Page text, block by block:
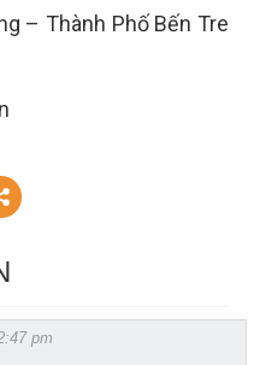
– Thành Phố Bến Tre
pm